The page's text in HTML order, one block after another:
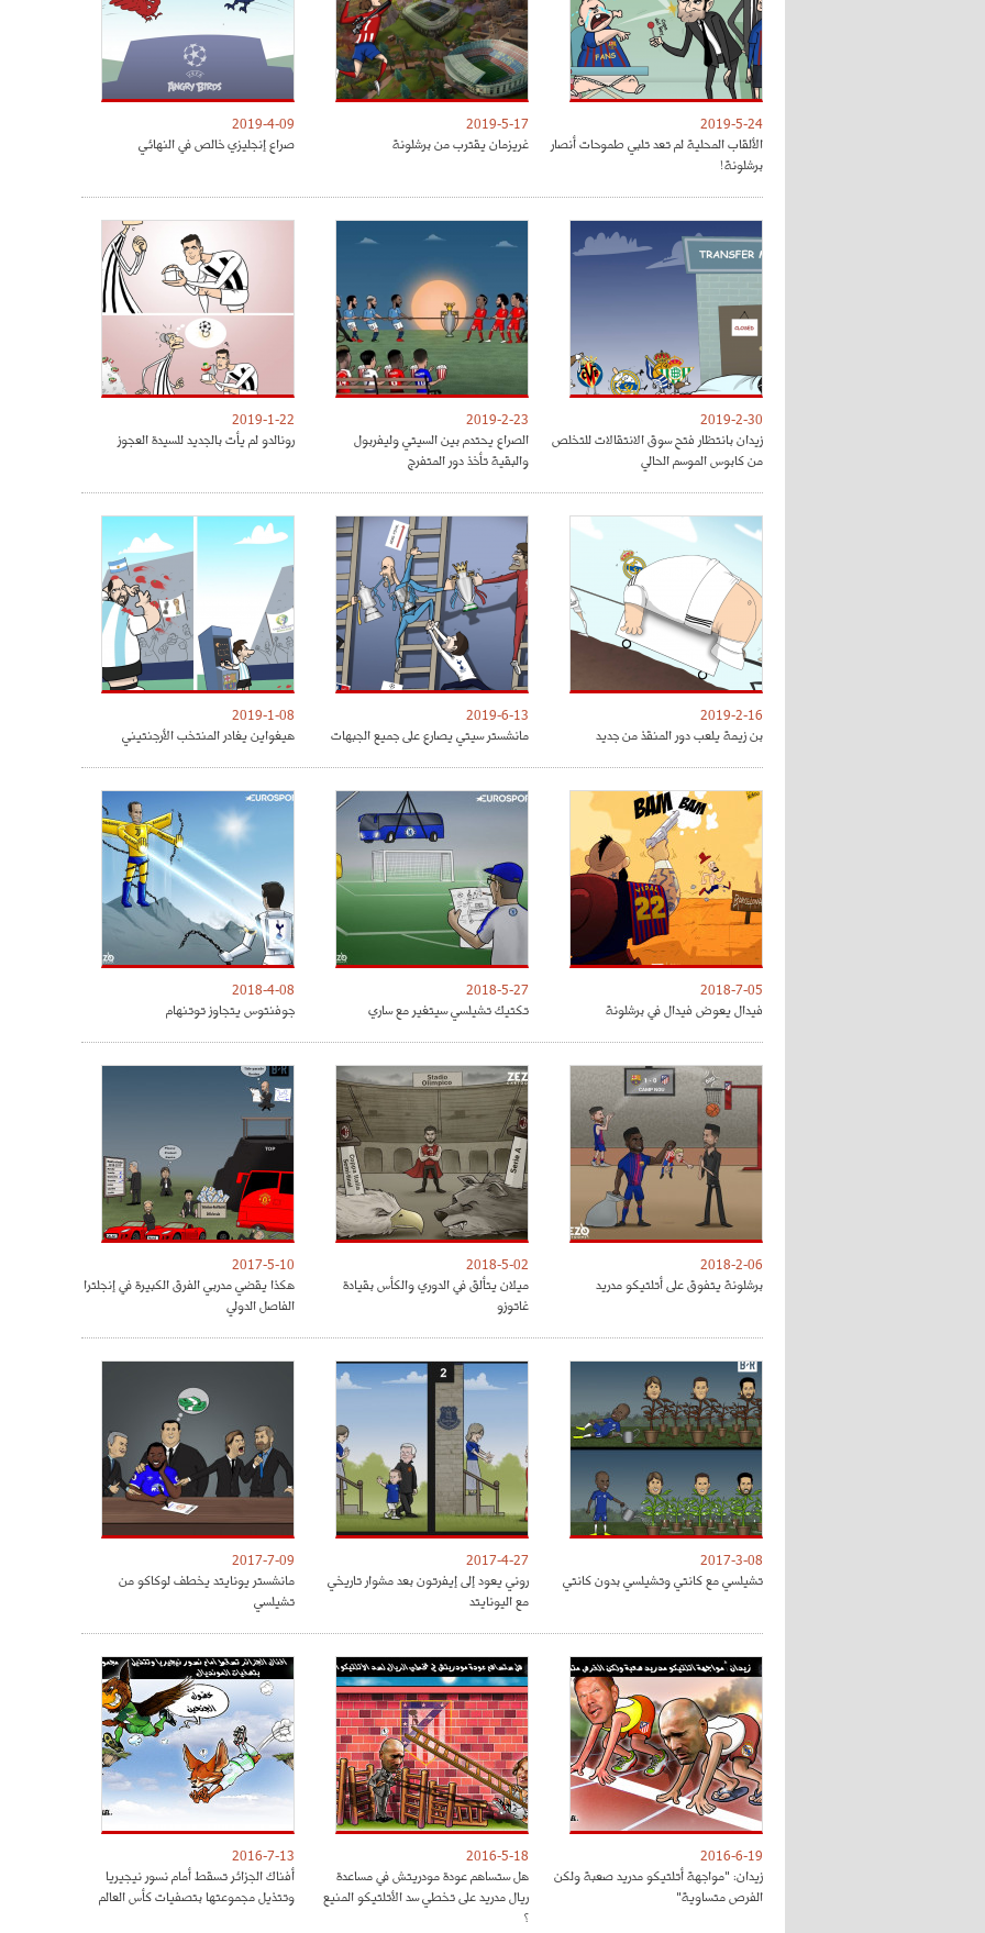
2019-5-24
الألقاب المحلية لم تعد تلبي طموحات أنصار
برشلونة!
2019-5-17
غريزمان يقترب من برشلونة
2019-4-09
صراع إنجليزي خالص في النهائي
2019-2-30
زيدان بانتظار فتح سوق الانتقالات للتخلص
من كابوس الموسم الحالي
2019-2-23
الصراع يحتدم بين السيتي وليفربول
والبقية تأخذ دور المتفرج
2019-1-22
رونالدو لم يأت بالجديد للسيدة العجوز
2019-2-16
بن زيمة يلعب دور المنقذ من جديد
2019-6-13
مانشستر سيتي يصارع على جميع الجبهات
2019-1-08
هيغواين يغادر المنتخب الأرجنتيني
2018-7-05
فيدال يعوض فيدال في برشلونة
2018-5-27
تكتيك تشيلسي سيتغير مع ساري
2018-4-08
جوفنتوس يتجاوز توتنهام
2018-2-06
برشلونة يتفوق على أتلتيكو مدريد
2018-5-02
ميلان يتألق في الدوري والكأس بقيادة
غاتوزو
2017-5-10
هكذا يقضي مدربي الفرق الكبيرة في إنجلترا
الفاصل الدولي
2017-3-08
تشيلسي مع كانتي وتشيلسي بدون كانتي
2017-4-27
روني يعود إلى إيفرتون بعد مشوار تاريخي
مع اليونايتد
2017-7-09
مانشستر يونايتد يخطف لوكاكو من
تشيلسي
2016-6-19
زيدان: "مواجهة أتلتيكو مدريد صعبة ولكن
الفرص متساوية"
2016-5-18
هل ستساهم عودة مودريتش في مساعدة
ريال مدريد على تخطي سد الأتلتيكو المنيع
؟
2016-7-13
أفناك الجزائر تسقط أمام نسور نيجيريا
وتتذيل مجموعتها بتصفيات كأس العالم